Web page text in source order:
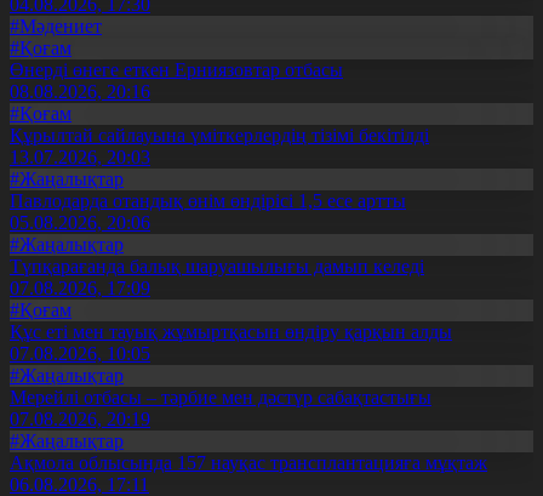
#Мәдениет
#Қоғам
Өнерді өнеге еткен Ерниязовтар отбасы
08.08.2026, 20:16
#Қоғам
Құрылтай сайлауына үміткерлердің тізімі бекітілді
13.07.2026, 20:03
#Жаңалықтар
Павлодарда отандық өнім өндірісі 1,5 есе артты
05.08.2026, 20:06
#Жаңалықтар
Түпқарағанда балық шаруашылығы дамып келеді
07.08.2026, 17:09
#Қоғам
Құс еті мен тауық жұмыртқасын өндіру қарқын алды
07.08.2026, 10:05
#Жаңалықтар
Мерейлі отбасы – тәрбие мен дәстүр сабақтастығы
07.08.2026, 20:19
#Жаңалықтар
Ақмола облысында 157 науқас трансплантацияға мұқтаж
06.08.2026, 17:11